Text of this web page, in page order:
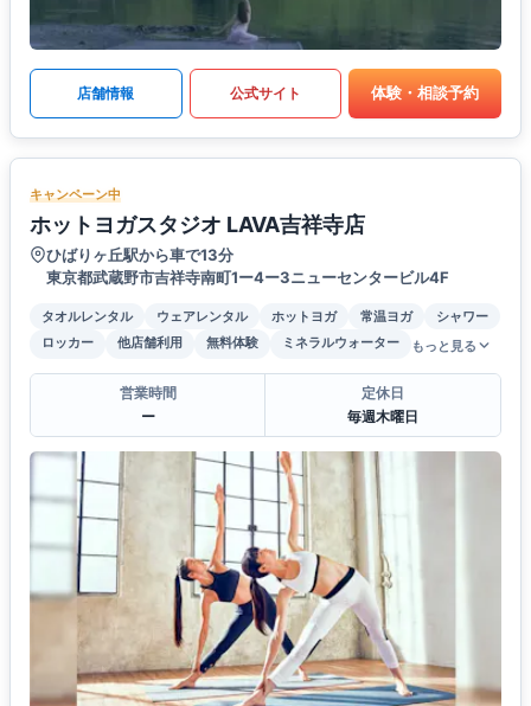
店舗情報 公式サイト 体験・相談予約
キャンペーン中
ホットヨガスタジオ LAVA吉祥寺店
ひばりヶ丘駅から車で13分
東京都武蔵野市吉祥寺南町1ー4ー3ニューセンタービル4F
タオルレンタル ウェアレンタル ホットヨガ 常温ヨガ
シャワー
ロッカー
他店舗利用 無料体験 ミネラルウォーター もっと見る
営業時間
ー
定休日
毎週木曜日